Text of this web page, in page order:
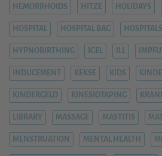
HEMORRHOIDS HITZE HOLIDAYS
HOSPITAL HOSPITAL BAG HOSPITALS
HYPNOBIRTHING IGEL ILL
INDUCEMENT KEKSE KIDS
KINDERGELD KINESIOTAPING
LIBRARY MASSAGE MASTITIS
MENSTRUATION MENTAL HEALTH